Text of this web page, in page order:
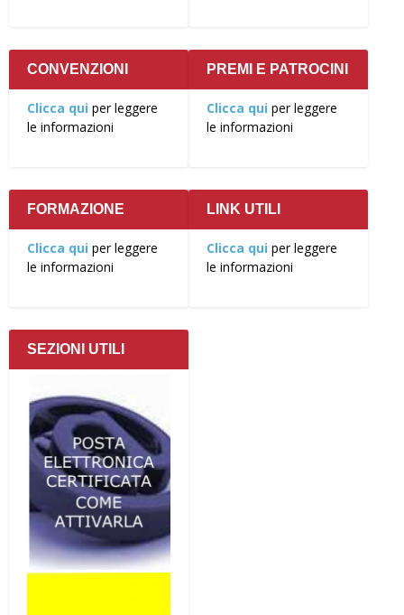
CONVENZIONI
Clicca qui per leggere
le informazioni
PREMI E PATROCINI
Clicca qui per leggere
le informazioni
FORMAZIONE
Clicca qui per leggere
le informazioni
LINK UTILI
Clicca qui per leggere
le informazioni
SEZIONI UTILI